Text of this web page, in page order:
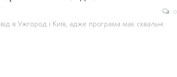
0
в Ужгород і Київ, адже програма має схвальні